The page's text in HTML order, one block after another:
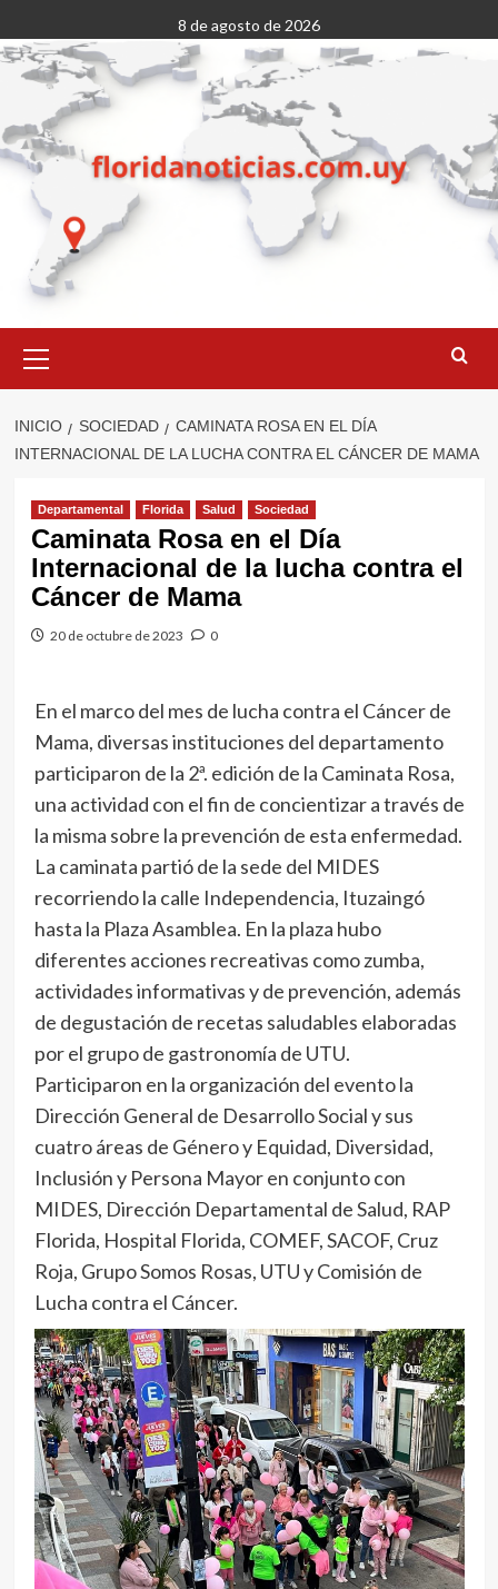
al
contenido
8 de agosto de 2026
primario
INICIO SOCIEDAD
CAMINATA ROSA EN EL DÍA
INTERNACIONAL DE LA LUCHA CONTRA EL CÁNCER DE MAMA
Departamental Florida Salud Sociedad
Caminata Rosa en el Día
Internacional de la lucha contra el
Cáncer de Mama
20 de octubre de 2023 0
En el marco del mes de lucha contra el Cáncer de
Mama, diversas instituciones del departamento
participaron de la 2ª. edición de la Caminata Rosa,
una actividad con el fin de concientizar a través de
la misma sobre la prevención de esta enfermedad.
La caminata partió de la sede del MIDES
recorriendo la calle Independencia, Ituzaingó
hasta la Plaza Asamblea. En la plaza hubo
diferentes acciones recreativas como zumba,
actividades informativas y de prevención, además
de degustación de recetas saludables elaboradas
por el grupo de gastronomía de UTU.
Participaron en la organización del evento la
Dirección General de Desarrollo Social y sus
cuatro áreas de Género y Equidad, Diversidad,
Inclusión y Persona Mayor en conjunto con
MIDES, Dirección Departamental de Salud, RAP
Florida, Hospital Florida, COMEF, SACOF, Cruz
Roja, Grupo Somos Rosas, UTU y Comisión de
Lucha contra el Cáncer.